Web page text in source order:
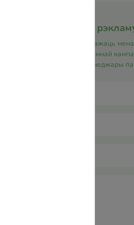
Заяўка на банэрную
Цікавіць вялікі ахоп, дзе заўважаць
распрацоўкі ўнікальнай рэкламнай
прафесійныя дызайнеры і менеджары